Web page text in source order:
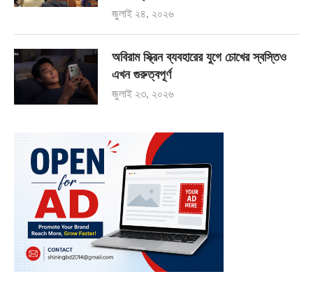
জুলাই ২৪, ২০২৬
অবিরাম স্ক্রিন ব্যবহারের যুগে চোখের স্বস্তিও
এখন গুরুত্বপূর্ণ
জুলাই ২৩, ২০২৬